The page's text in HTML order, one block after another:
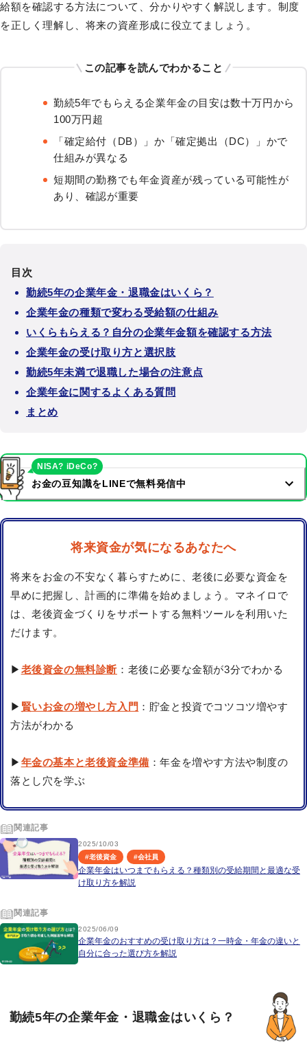
給額を確認する方法について、分かりやすく解説します。制度
を正しく理解し、将来の資産形成に役立てましょう。
この記事を読んでわかること
勤続5年でもらえる企業年金の目安は数十万円から
100万円超
「確定給付（DB）」か「確定拠出（DC）」かで
仕組みが異なる
短期間の勤務でも年金資産が残っている可能性が
あり、確認が重要
目次
勤続5年の企業年金・退職金はいくら？
企業年金の種類で変わる受給額の仕組み
いくらもらえる？自分の企業年金額を確認する方法
企業年金の受け取り方と選択肢
勤続5年未満で退職した場合の注意点
企業年金に関するよくある質問
まとめ
お金の豆知識をLINEで無料発信中
NISA? iDeCo?
将来資金が気になるあなたへ
将来をお金の不安なく暮らすために、老後に必要な資金を
早めに把握し、計画的に準備を始めましょう。マネイロで
は、老後資金づくりをサポートする無料ツールを利用いた
だけます。
▶ 老後資金の無料診断 ：老後に必要な金額が3分でわかる
▶ 賢いお金の増やし方入門 ：貯金と投資でコツコツ増やす
方法がわかる
▶ 年金の基本と老後資金準備 ：年金を増やす方法や制度の
落とし穴を学ぶ
関連記事
2025/10/03
#老後資金 #会社員
企業年金はいつまでもらえる？種類別の受給期間と最適な受
け取り方を解説
関連記事
2025/06/09
企業年金のおすすめの受け取り方は？一時金・年金の違いと
自分に合った選び方を解説
勤続5年の企業年金・退職金はいくら？